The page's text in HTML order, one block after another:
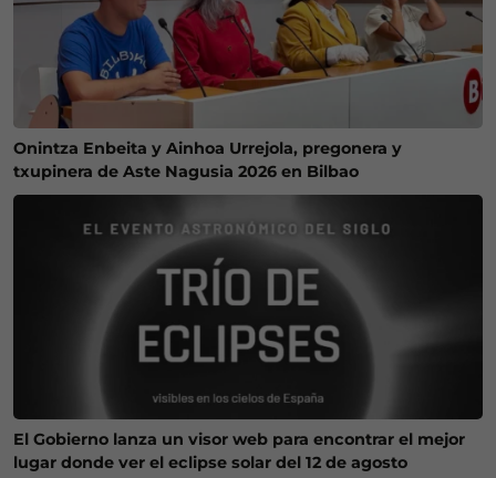
Onintza Enbeita y Ainhoa Urrejola, pregonera y
txupinera de Aste Nagusia 2026 en Bilbao
El Gobierno lanza un visor web para encontrar el mejor
lugar donde ver el eclipse solar del 12 de agosto